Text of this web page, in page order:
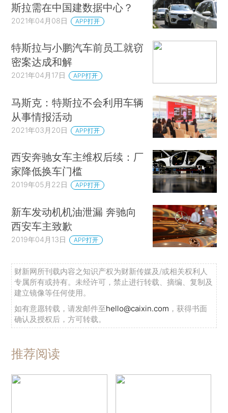
斯拉需在中国建数据中心？
2021年04月08日 APP打开
特斯拉与小鹏汽车前员工就窃
密案达成和解
2021年04月17日 APP打开
马斯克：特斯拉不会利用车辆
从事情报活动
2021年03月20日 APP打开
西安奔驰女车主维权后续：厂
家降低换车门槛
2019年05月22日 APP打开
新车发动机机油泄漏 奔驰向
西安车主致歉
2019年04月13日 APP打开
财新网所刊载内容之知识产权为财新传媒及/或相关权利人
专属所有或持有。未经许可，禁止进行转载、摘编、复制及
建立镜像等任何使用。
如有意愿转载，请发邮件至hello@caixin.com ，获得书面
确认及授权后，方可转载。
推荐阅读